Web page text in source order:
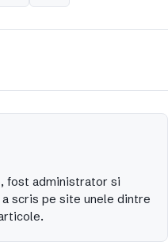
fost administrator si
a scris pe site unele dintre